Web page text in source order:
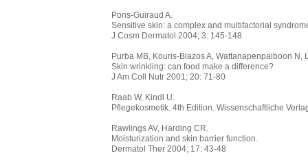
Pons-Guiraud A.
Sensitive skin: a complex and multifactorial
J Cosm Dermatol 2004; 3: 145-148
Purba MB, Kouris-Blazos A, Wattanapenpaiboon
Skin wrinkling: can food make a difference?
J Am Coll Nutr 2001; 20: 71-80
Raab W, Kindl U.
Pflegekosmetik. 4th Edition. Wissenschaftliche
Rawlings AV, Harding CR.
Moisturization and skin barrier function.
Dermatol Ther 2004; 17: 43-48